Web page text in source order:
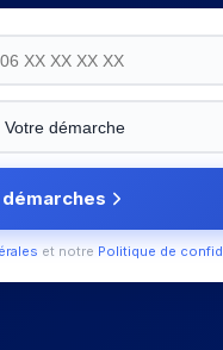
et notre Politique de